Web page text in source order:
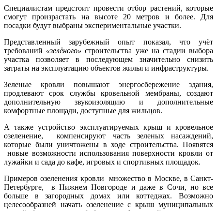
Специалистам предстоит провести отбор растений, которые
смогут произрастать на высоте 20 метров и более. Для
посадки будут выбраны экспериментальные участки.
Представленный зарубежный опыт показал, что учёт
требований «зелёного» строительства уже на стадии выбора
участка позволяет в последующем значительно снизить
затраты на эксплуатацию объектов жилья и инфраструктуры.
Зеленые кровли повышают энергосбережение здания,
продлевают срок службы кровельной мембраны, создают
дополнительную звукоизоляцию и дополнительные
комфортные площади, доступные для жильцов.
А также устройство эксплуатируемых крыш и кровельное
озеленение, компенсируют часть зеленых насаждений,
которые были уничтожены в ходе строительства. Появятся
новые возможности использования поверхности кровли от
лужайки и сада до кафе, игровых и спортивных площадок.
Примеров озеленения кровли множество в Москве, в Санкт-
Петербурге, в Нижнем Новгороде и даже в Сочи, но все
больше в загородных домах или коттеджах. Возможно
целесообразней начать озеленение с крыш муниципальных